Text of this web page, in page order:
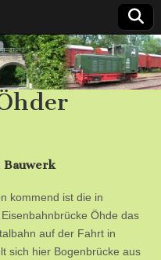
Bauwerk
kommend ist die in
Öhde das
auf der Fahrt in
sich hier Bogenbrücke aus